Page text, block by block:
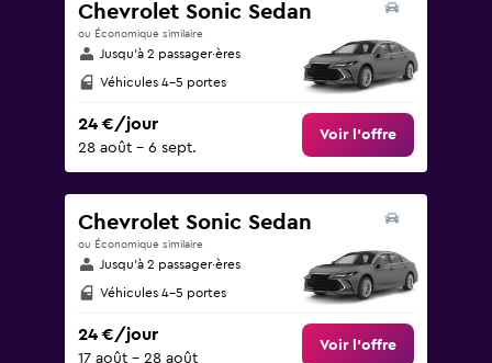
Chevrolet Sonic Sedan
ou Économique similaire
Jusqu’à 2 passager·ères
Véhicules 4-5 portes
24 €/jour
28 août - 6 sept.
Voir l’offre
Chevrolet Sonic Sedan
ou Économique similaire
Jusqu’à 2 passager·ères
Véhicules 4-5 portes
24 €/jour
17 août - 28 août
Voir l’offre